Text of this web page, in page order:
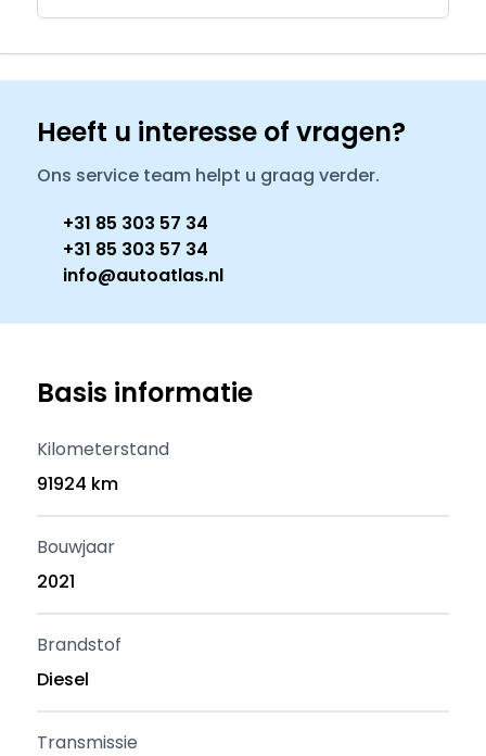
Heeft u interesse of vragen?
Ons service team helpt u graag verder.
+31 85 303 57 34
+31 85 303 57 34
info@autoatlas.nl
Basis informatie
Kilometerstand
91924 km
Bouwjaar
2021
Brandstof
Diesel
Transmissie